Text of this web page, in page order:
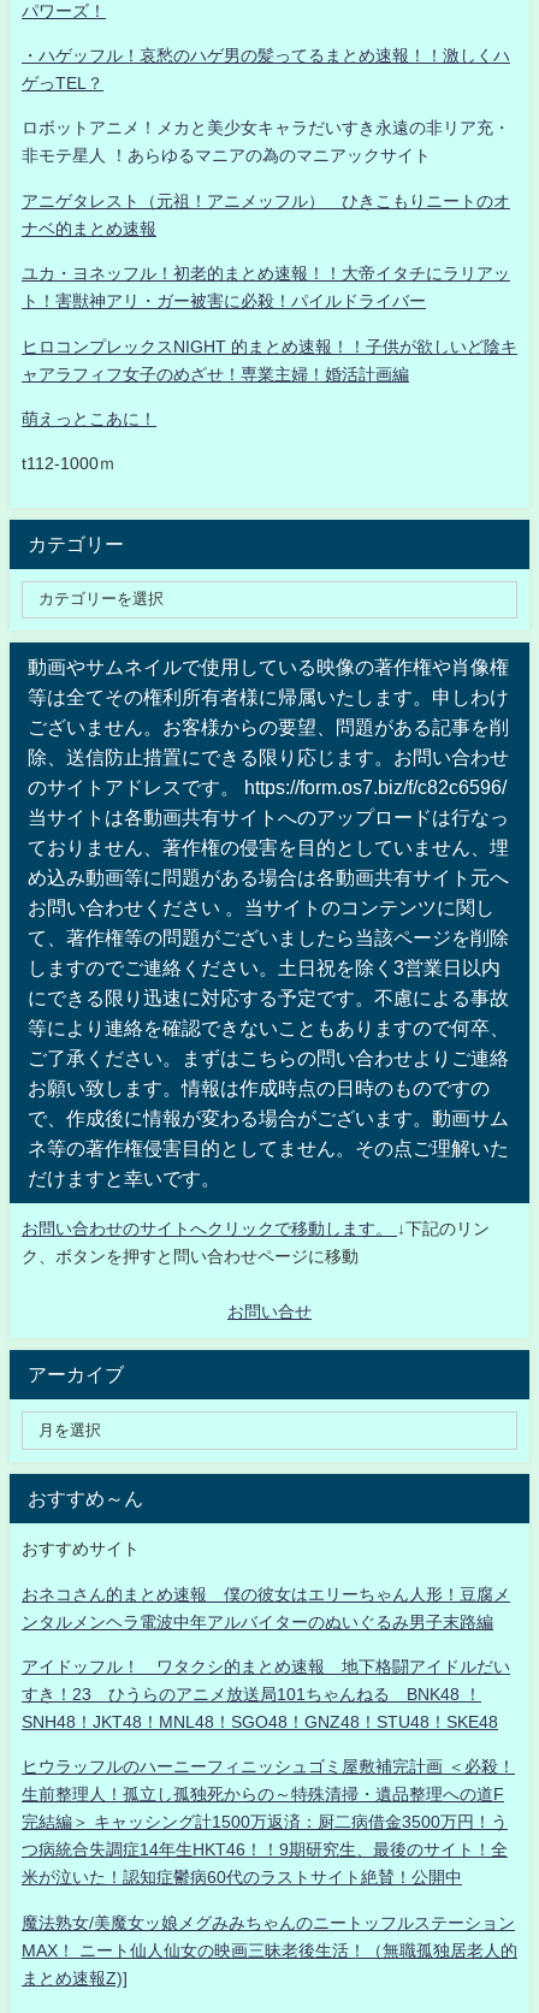
パワーズ！
・ハゲッフル！哀愁のハゲ男の髪ってるまとめ速報！！激しくハ
ゲっTEL？
ロボットアニメ！メカと美少女キャラだいすき永遠の非リア充・
非モテ星人 ！あらゆるマニアの為のマニアックサイト
アニゲタレスト（元祖！アニメッフル） ひきこもりニートのオ
ナベ的まとめ速報
ユカ・ヨネッフル！初老的まとめ速報！！大帝イタチにラリアッ
ト！害獣神アリ・ガー被害に必殺！パイルドライバー
ヒロコンプレックスNIGHT 的まとめ速報！！子供が欲しいど陰キ
ャアラフィフ女子のめざせ！専業主婦！婚活計画編
萌えっとこあに！
t112-1000ｍ
カテゴリー
動画やサムネイルで使用している映像の著作権や肖像権
等は全てその権利所有者様に帰属いたします。申しわけ
ございません。お客様からの要望、問題がある記事を削
除、送信防止措置にできる限り応じます。お問い合わせ
のサイトアドレスです。 https://form.os7.biz/f/c82c6596/
当サイトは各動画共有サイトへのアップロードは行なっ
ておりません、著作権の侵害を目的としていません、埋
め込み動画等に問題がある場合は各動画共有サイト元へ
お問い合わせください 。当サイトのコンテンツに関し
て、著作権等の問題がございましたら当該ページを削除
しますのでご連絡ください。土日祝を除く3営業日以内
にできる限り迅速に対応する予定です。不慮による事故
等により連絡を確認できないこともありますので何卒、
ご了承ください。まずはこちらの問い合わせよりご連絡
お願い致します。情報は作成時点の日時のものですの
で、作成後に情報が変わる場合がございます。動画サム
ネ等の著作権侵害目的としてません。その点ご理解いた
だけますと幸いです。
お問い合わせのサイトへクリックで移動します。
↓下記のリン
ク、ボタンを押すと問い合わせページに移動
お問い合せ
アーカイブ
おすすめ～ん
おすすめサイト
おネコさん的まとめ速報 僕の彼女はエリーちゃん人形！豆腐メ
ンタルメンヘラ電波中年アルバイターのぬいぐるみ男子末路編
アイドッフル！ ワタクシ的まとめ速報 地下格闘アイドルだい
すき！23 ひうらのアニメ放送局101ちゃんねる BNK48 ！
SNH48！JKT48！MNL48！SGO48！GNZ48！STU48！SKE48
ヒウラッフルのハーニーフィニッシュゴミ屋敷補完計画 ＜必殺！
生前整理人！孤立し孤独死からの～特殊清掃・遺品整理への道F
完結編＞ キャッシング計1500万返済：厨二病借金3500万円！う
つ病統合失調症14年生HKT46！！9期研究生、最後のサイト！全
米が泣いた！認知症鬱病60代のラストサイト絶賛！公開中
魔法熟女/美魔女ッ娘メグみみちゃんのニートッフルステーション
MAX！ ニート仙人仙女の映画三昧老後生活！（無職孤独居老人的
まとめ速報Z)]